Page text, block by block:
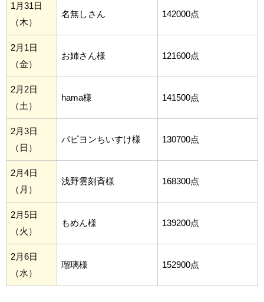
1月31日
（木）
名無しさん 142000点
2月1日
（金）
お姉さん様 121600点
2月2日
（土）
hama様 141500点
2月3日
（日）
パピヨンちいすけ様 130700点
2月4日
（月）
浅野雲刻斉様 168300点
2月5日
（火）
もめん様 139200点
2月6日
（水）
瑠璃様 152900点